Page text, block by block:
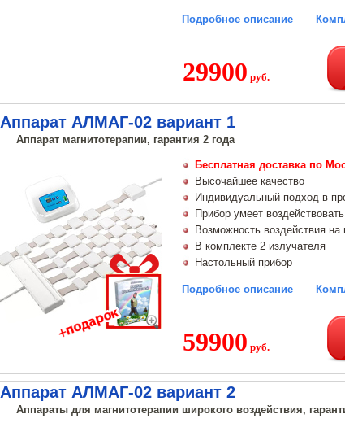
Подробное описание
29900 руб.
Аппарат АЛМАГ-02 вариант 1
Аппарат магнитотерапии, гарантия 2 года
Бесплатная доставка по
Высочайшее качество
Индивидуальный подход в
Прибор умеет
Возможность воздействия на
В комплекте 2 излучателя
Настольный прибор
Подробное описание
59900 руб.
Аппарат АЛМАГ-02 вариант 2
Аппараты для магнитотерапии широкого воздействия,